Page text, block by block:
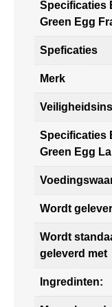
Specificaties
Green Egg
Speficaties
Merk
Specificaties
Green Egg
Wordt
Wordt
geleverd met
Ingredinten: